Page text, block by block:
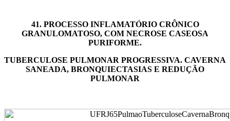
41. PROCESSO INFLAMATÓRIO CRÔNICO
GRANULOMATOSO, COM NECROSE CASEOSA
PURIFORME.
TUBERCULOSE PULMONAR PROGRESSIVA. CAVERNA
SANEADA, BRONQUIECTASIAS E REDUÇÃO
PULMONAR